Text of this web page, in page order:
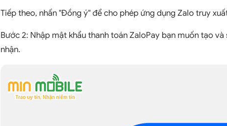
Tiếp theo, nhấn "Đồng ý" để cho phép ứng dụng Zalo truy
Bước 2: Nhập mật khẩu thanh toán ZaloPay bạn muốn tạo
nhận.